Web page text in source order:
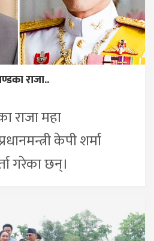
राजा..
राजा महा
केपी शर्मा
गरेका छन्।